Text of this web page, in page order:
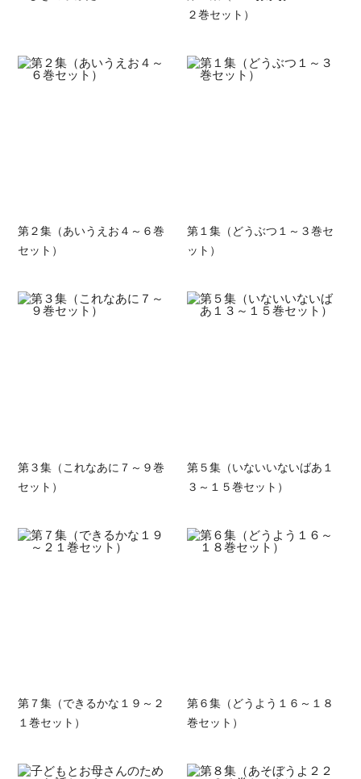
２巻セット）
第２集（あいうえお４～６巻
セット）
第１集（どうぶつ１～３巻セ
ット）
第３集（これなあに７～９巻
セット）
第５集（いないいないばあ１
３～１５巻セット）
第７集（できるかな１９～２
１巻セット）
第６集（どうよう１６～１８
巻セット）